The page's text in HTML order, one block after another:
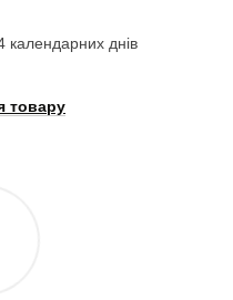
календарних днів
товару